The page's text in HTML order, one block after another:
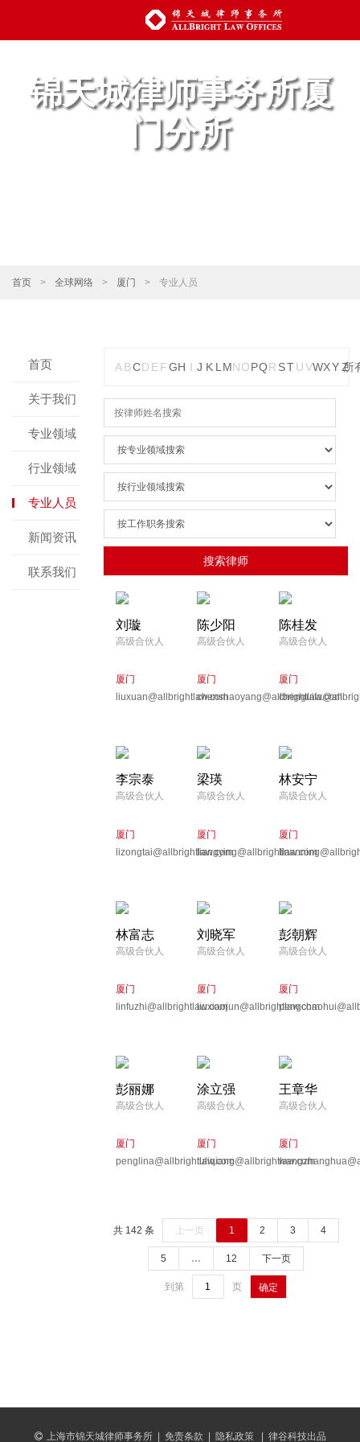
锦天城律师事务所厦
门分所
首页 > 全球网络 > 厦门 > 专业人员
首页
关于我们
专业领域
行业领域
专业人员
新闻资讯
联系我们
ABCD E FGH I J K L MNOPQR STUVWXYZ
所
刘璇
高级合伙人
厦门
liuxuan@allbrightlaw.com
陈少阳
高级合伙人
厦门
chenshaoyang@allbrightlaw.com
陈桂发
高级合伙人
厦门
李宗泰
高级合伙人
厦门
lizongtai@allbrightlaw.com
梁瑛
高级合伙人
厦门
liangying@allbrightlaw.com
林安宁
高级合伙人
厦门
林富志
高级合伙人
厦门
linfuzhi@allbrightlaw.com
刘晓军
高级合伙人
厦门
liuxiaojun@allbrightlaw.com
彭朝辉
高级合伙人
厦门
彭丽娜
高级合伙人
厦门
penglina@allbrightlaw.com
涂立强
高级合伙人
厦门
tuliqiang@allbrightlaw.com
王章华
高级合伙人
厦门
共 142 条 上一页 1 2 3 4
5 … 12 下一页
到第 页 确定
上海市锦天城律师事务所 免责条款 隐私政策 律谷科技出品